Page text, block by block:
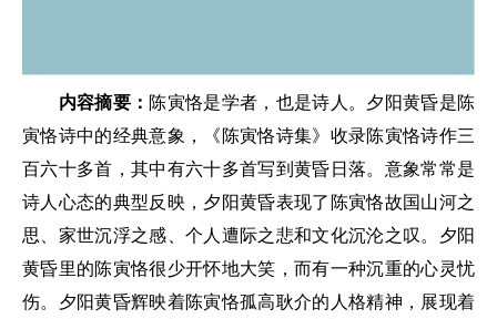
内容摘要： 陈寅恪是学者，也是诗人。夕阳黄昏是陈
寅恪诗中的经典意象，《陈寅恪诗集》收录陈寅恪诗作三
百六十多首，其中有六十多首写到黄昏日落。意象常常是
诗人心态的典型反映，夕阳黄昏表现了陈寅恪故国山河之
思、家世沉浮之感、个人遭际之悲和文化沉沦之叹。夕阳
黄昏里的陈寅恪很少开怀地大笑，而有一种沉重的心灵忧
伤。夕阳黄昏辉映着陈寅恪孤高耿介的人格精神，展现着